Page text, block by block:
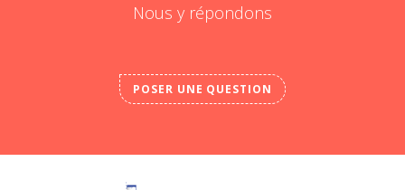
Nous y répondons
POSER UNE QUESTION